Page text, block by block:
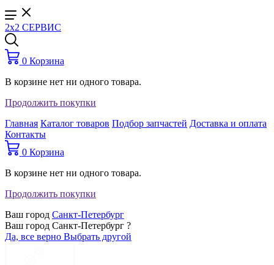
2x2 СЕРВИС
0 Корзина
В корзине нет ни одного товара.
Продолжить покупки
Главная Каталог товаров Подбор запчастей Доставка и оплата
Контакты
0 Корзина
В корзине нет ни одного товара.
Продолжить покупки
Ваш город Санкт-Петербург
Ваш город Санкт-Петербург ?
Да, все верно Выбрать другой